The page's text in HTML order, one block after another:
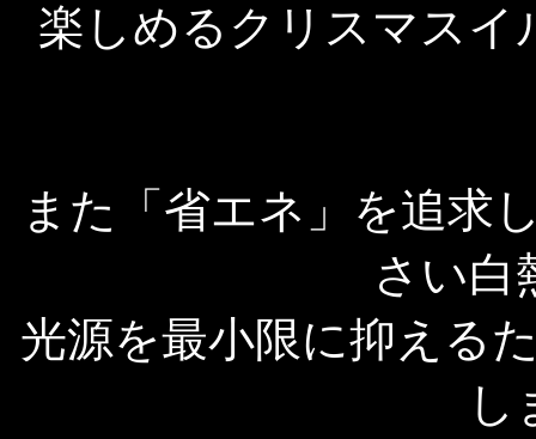
楽しめるクリスマス
また「省エネ」を追求
さい白
光源を最小限に抑える
し